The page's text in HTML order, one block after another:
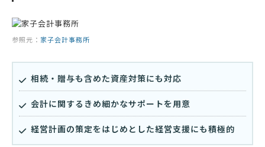
参照元： 家子会計事務所
相続・贈与も含めた資産対策にも対応
会計に関するきめ細かなサポートを用意
経営計画の策定をはじめとした経営支援にも積極的